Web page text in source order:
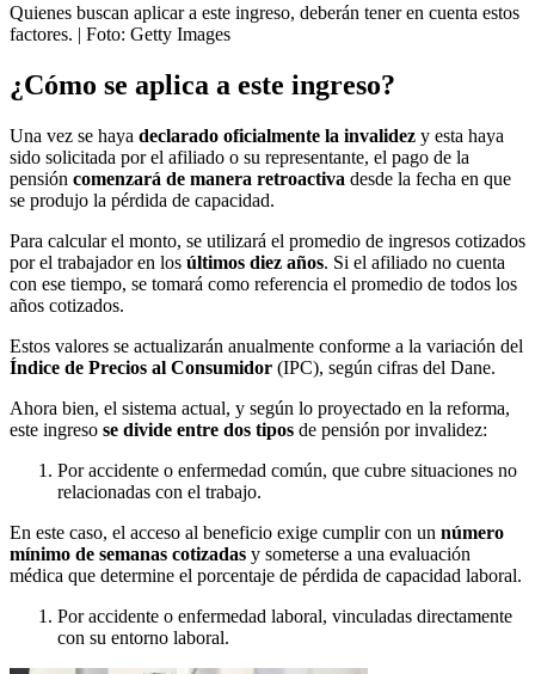
Quienes buscan aplicar a este ingreso, deberán tener en cuenta estos
factores. | Foto: Getty Images
¿Cómo se aplica a este ingreso?
Una vez se haya declarado oficialmente la invalidez y esta haya
sido solicitada por el afiliado o su representante, el pago de la
pensión comenzará de manera retroactiva desde la fecha en que
se produjo la pérdida de capacidad.
Para calcular el monto, se utilizará el promedio de ingresos cotizados
por el trabajador en los últimos diez años. Si el afiliado no cuenta
con ese tiempo, se tomará como referencia el promedio de todos los
años cotizados.
Estos valores se actualizarán anualmente conforme a la variación del
Índice de Precios al Consumidor (IPC), según cifras del Dane.
Ahora bien, el sistema actual, y según lo proyectado en la reforma,
este ingreso se divide entre dos tipos de pensión por invalidez:
Por accidente o enfermedad común, que cubre situaciones no
relacionadas con el trabajo.
En este caso, el acceso al beneficio exige cumplir con un número
mínimo de semanas cotizadas y someterse a una evaluación
médica que determine el porcentaje de pérdida de capacidad laboral.
Por accidente o enfermedad laboral, vinculadas directamente
con su entorno laboral.